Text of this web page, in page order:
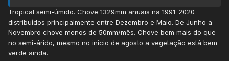
Tropical semi-úmido. Chove 1329mm anuais na 1991-2020
distribuídos principalmente entre Dezembro e Maio. De Junho a
Novembro chove menos de 50mm/mês. Chove bem mais do que
no semi-árido, mesmo no início de agosto a vegetação está bem
verde ainda.